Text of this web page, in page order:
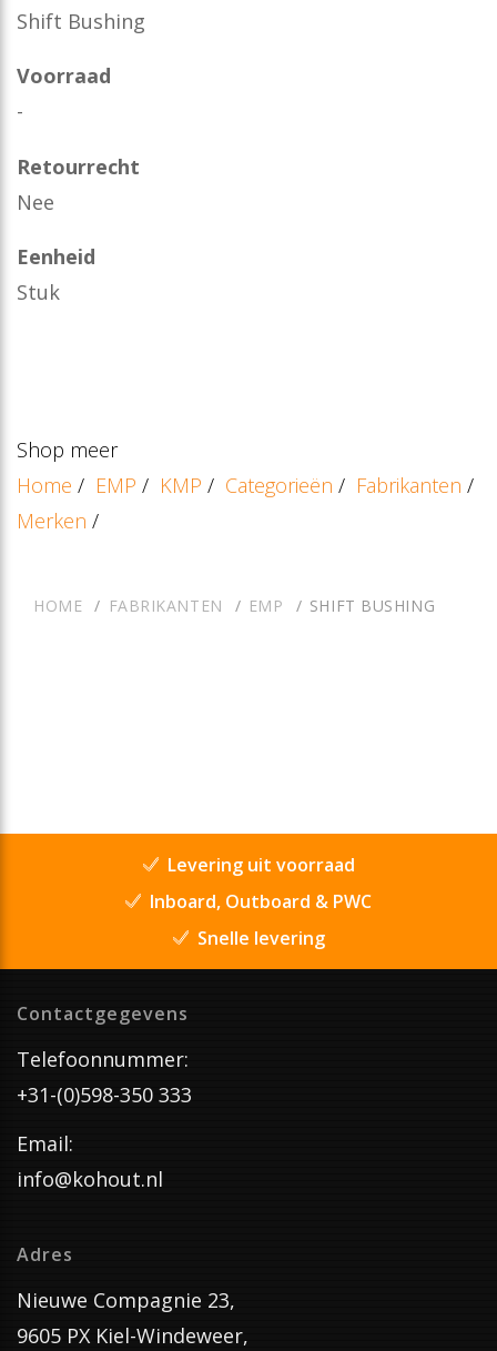
Shift Bushing
Voorraad
-
Retourrecht
Nee
Eenheid
Stuk
Shop meer
Home / EMP / KMP / Categorieën / Fabrikanten /
Merken /
HOME FABRIKANTEN EMP SHIFT BUSHING
Levering uit voorraad
Inboard, Outboard & PWC
Snelle levering
Contactgegevens
Telefoonnummer:
+31-(0)598-350 333
Email:
info@kohout.nl
Adres
Nieuwe Compagnie 23,
9605 PX Kiel-Windeweer,